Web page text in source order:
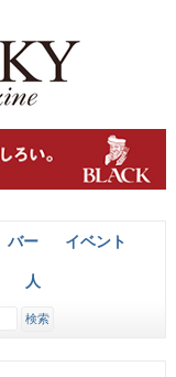
バー イベント
人